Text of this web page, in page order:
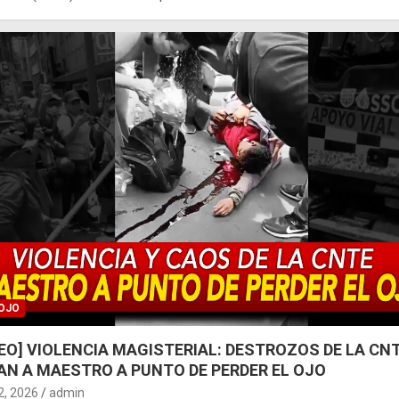
VIOLENCIA MAGISTERIAL: DESTROZOS DE LA
A MAESTRO A PUNTO DE PERDER EL OJO
2026 admin